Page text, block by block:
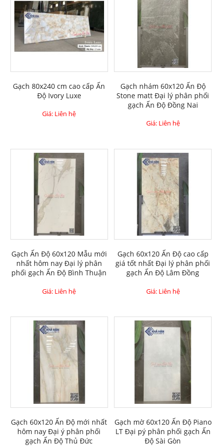
Gạch 80x240 cm cao cấp Ấn
Độ Ivory Luxe
Giá: Liên hệ
Gạch nhám 60x120 Ấn Độ
Stone matt Đại lý phân phối
gạch Ấn Độ Đồng Nai
Giá: Liên hệ
Gạch Ấn Độ 60x120 Mẫu mới
nhất hôm nay Đại lý phân
phối gạch Ấn Độ Bình Thuận
Giá: Liên hệ
Gạch 60x120 Ấn Độ cao cấp
giá tốt nhất Đại lý phân phối
gạch Ấn Độ Lâm Đồng
Giá: Liên hệ
Gạch 60x120 Ấn Độ mới nhất
hôm nay Đại ý phân phối
gạch Ấn Độ Thủ Đức
Gạch mờ 60x120 Ấn Độ Piano
LT Đại pý phân phối gạch Ấn
Độ Sài Gòn